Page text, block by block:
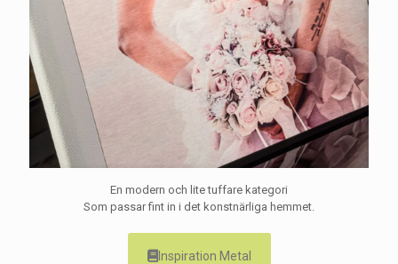
En modern och lite tuffare kategori
Som passar fint in i det konstnärliga hemmet.
Inspiration Metal